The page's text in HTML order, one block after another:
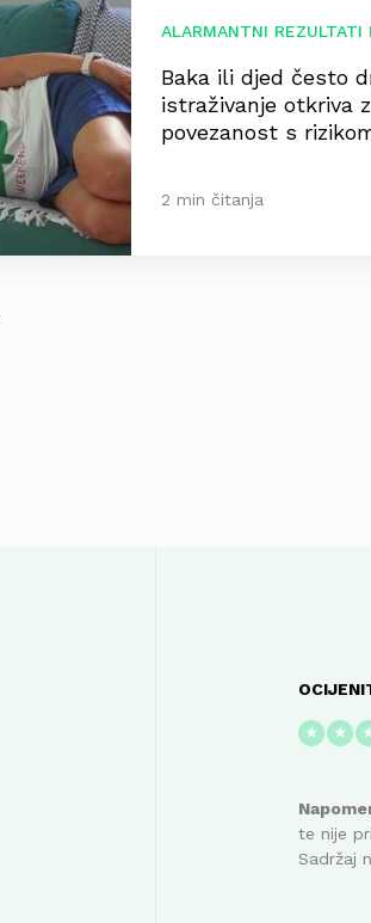
ALARMANTNI REZULTATI
Baka ili djed često
istraživanje otkriva
povezanost s
2 min čitanja
★ ★
te nije
Sadržaj